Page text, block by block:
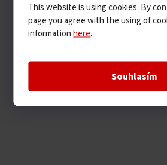
This website is using cookies. By
page you agree with the using of
informationhere.
Souhlasím